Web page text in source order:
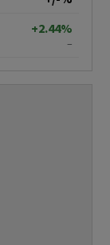
+2.44%
–